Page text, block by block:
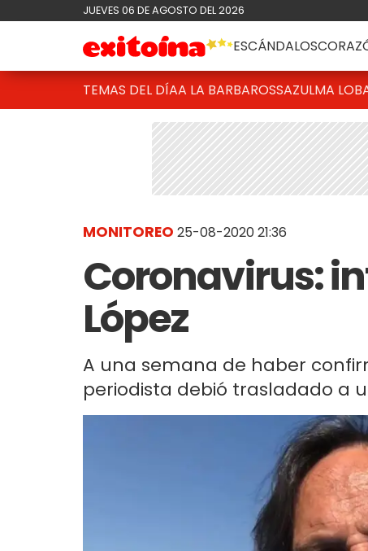
JUEVES 06 DE AGOSTO DEL 2026
ESCÁNDALOS
TEMAS DEL DÍAA LA BARBAROSSAZULMA
MONITOREO 25-08-2020 21:36
Coronavirus:
López
A una semana de haber
periodista debió trasladado a